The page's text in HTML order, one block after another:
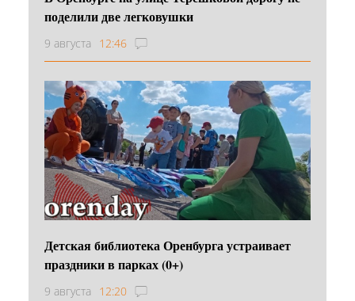
поделили две легковушки
9 августа 12:46
Детская библиотека Оренбурга устраивает
праздники в парках (0+)
9 августа 12:20